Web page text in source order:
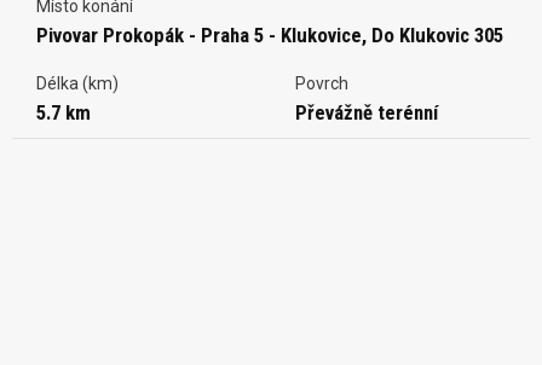
Místo konání
Pivovar Prokopák - Praha 5 - Klukovice, Do Klukovic 305
Délka (km)
5.7 km
Povrch
Převážně terénní